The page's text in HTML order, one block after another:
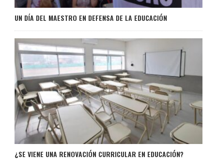
UN DÍA DEL MAESTRO EN DEFENSA DE LA EDUCACIÓN
¿SE VIENE UNA RENOVACIÓN CURRICULAR EN EDUCACIÓN?